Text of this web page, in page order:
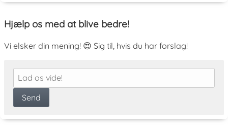
Hjælp os med at blive bedre!
Vi elsker din mening! 😍 Sig til, hvis du har forslag!